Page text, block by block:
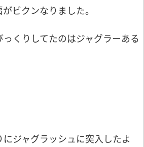
ビクンなりました。
くりしてたのはジャグラーある
ジャグラッシュに突入したよ